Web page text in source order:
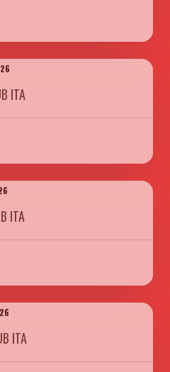
ITA
ITA
ITA